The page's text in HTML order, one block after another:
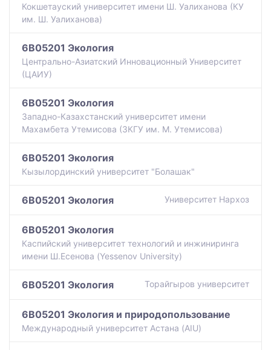
Кокшетауский университет имени Ш. Уалиханова (КУ
им. Ш. Уалиханова)
6B05201 Экология
Центрально-Азиатский Инновационный Университет
(ЦАИУ)
6B05201 Экология
Западно-Казахстанский университет имени
Махамбета Утемисова (ЗКГУ им. М. Утемисова)
6B05201 Экология
Кызылординский университет "Болашак"
6B05201 Экология Университет Нархоз
6B05201 Экология
Каспийский университет технологий и инжиниринга
имени Ш.Есенова (Yessenov University)
6B05201 Экология Торайгыров университет
6B05201 Экология и природопользование
Международный университет Астана (AIU)